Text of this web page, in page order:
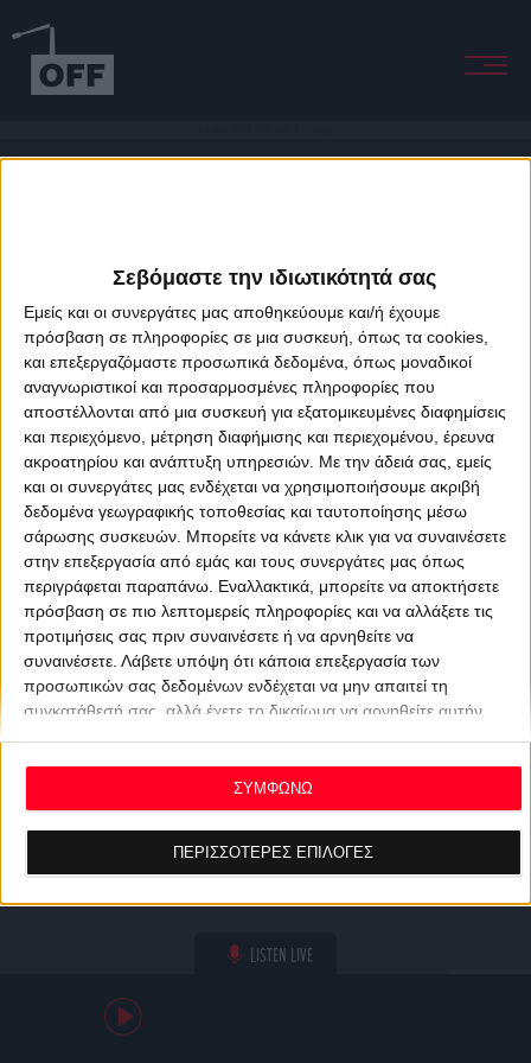
Σεβόμαστε την ιδιωτικότητά σας
Εμείς και οι συνεργάτες μας αποθηκεύουμε και/ή έχουμε
πρόσβαση σε πληροφορίες σε μια συσκευή, όπως τα cookies,
και επεξεργαζόμαστε προσωπικά δεδομένα, όπως μοναδικοί
αναγνωριστικοί και προσαρμοσμένες πληροφορίες που
αποστέλλονται από μια συσκευή για εξατομικευμένες διαφημίσεις
και περιεχόμενο, μέτρηση διαφήμισης και περιεχομένου, έρευνα
ακροατηρίου και ανάπτυξη υπηρεσιών. Με την άδειά σας, εμείς
και οι συνεργάτες μας ενδέχεται να χρησιμοποιήσουμε ακριβή
δεδομένα γεωγραφικής τοποθεσίας και ταυτοποίησης μέσω
σάρωσης συσκευών. Μπορείτε να κάνετε κλικ για να συναινέσετε
στην επεξεργασία από εμάς και τους συνεργάτες μας όπως
περιγράφεται παραπάνω. Εναλλακτικά, μπορείτε να αποκτήσετε
πρόσβαση σε πιο λεπτομερείς πληροφορίες και να αλλάξετε τις
προτιμήσεις σας πριν συναινέσετε ή να αρνηθείτε να
συναινέσετε. Λάβετε υπόψη ότι κάποια επεξεργασία των
προσωπικών σας δεδομένων ενδέχεται να μην απαιτεί τη
συγκατάθεσή σας, αλλά έχετε το δικαίωμα να αρνηθείτε αυτήν
ανακαλέσετε τη συγκατάθεσή σας ανά πάσα στιγμή
επιστρέφοντας σε αυτόν τον ιστότοπο και κάνοντας κλικ στο
κουμπί "Απορρήτου" στο κάτω μέρος της ιστοσελίδας.
ΠΕΡΙΣΣΟΤΕΡΕΣ ΕΠΙΛΟΓΕΣ
ΣΥΜΦΩΝΩ
LISTEN LIVE
About Offradio Business Class Terms & Conditions
Privacy Policy
Designed & developed byporcupine colors&Fotis Alexandrou